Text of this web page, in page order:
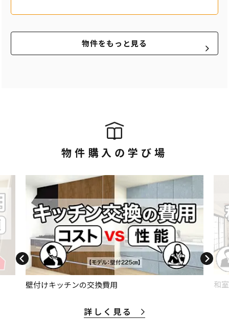
物件をもっと見る
物件購入の学び場
壁付けキッチンの交換費用
詳しく見る
和